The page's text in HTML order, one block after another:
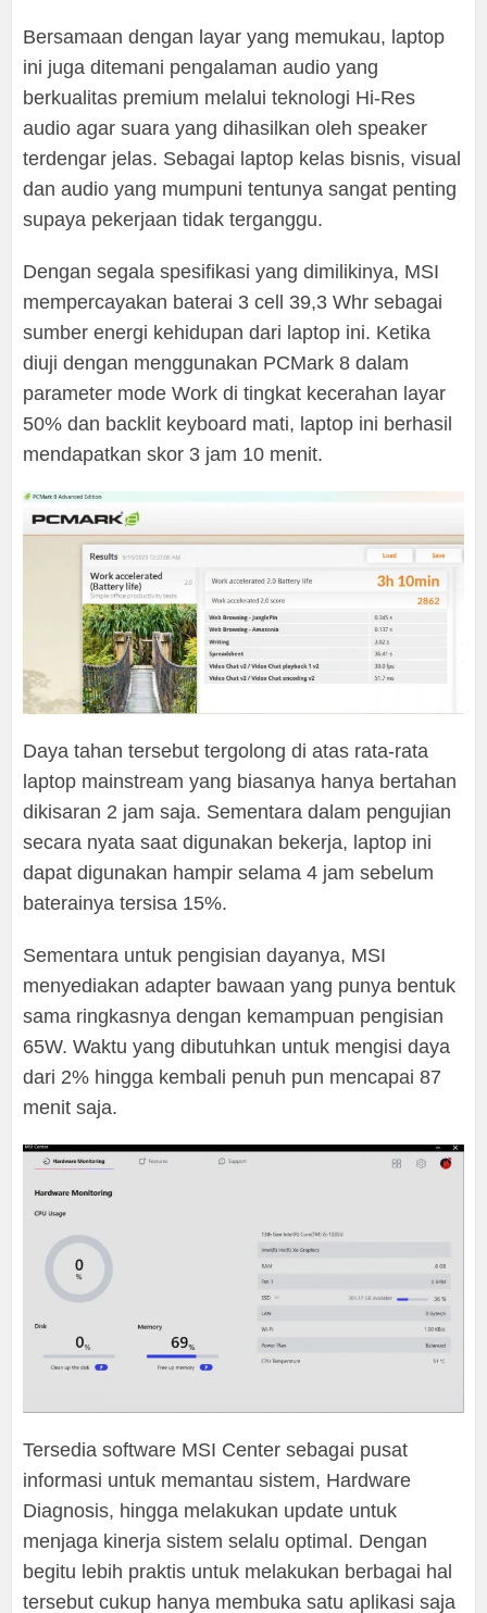
Bersamaan dengan layar yang memukau, laptop
ini juga ditemani pengalaman audio yang
berkualitas premium melalui teknologi Hi-Res
audio agar suara yang dihasilkan oleh speaker
terdengar jelas. Sebagai laptop kelas bisnis, visual
dan audio yang mumpuni tentunya sangat penting
supaya pekerjaan tidak terganggu.
Dengan segala spesifikasi yang dimilikinya, MSI
mempercayakan baterai 3 cell 39,3 Whr sebagai
sumber energi kehidupan dari laptop ini. Ketika
diuji dengan menggunakan PCMark 8 dalam
parameter mode Work di tingkat kecerahan layar
50% dan backlit keyboard mati, laptop ini berhasil
mendapatkan skor 3 jam 10 menit.
Daya tahan tersebut tergolong di atas rata-rata
laptop mainstream yang biasanya hanya bertahan
dikisaran 2 jam saja. Sementara dalam pengujian
secara nyata saat digunakan bekerja, laptop ini
dapat digunakan hampir selama 4 jam sebelum
baterainya tersisa 15%.
Sementara untuk pengisian dayanya, MSI
menyediakan adapter bawaan yang punya bentuk
sama ringkasnya dengan kemampuan pengisian
65W. Waktu yang dibutuhkan untuk mengisi daya
dari 2% hingga kembali penuh pun mencapai 87
menit saja.
Tersedia software MSI Center sebagai pusat
informasi untuk memantau sistem, Hardware
Diagnosis, hingga melakukan update untuk
menjaga kinerja sistem selalu optimal. Dengan
begitu lebih praktis untuk melakukan berbagai hal
tersebut cukup hanya membuka satu aplikasi saja